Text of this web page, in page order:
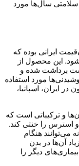
سال‌ها مورد
ایرانی بوده که
این محصول از
برداشت شده و
مورد استفاده
در ایران، اسپانیا،
و ترکیباتی است که
و استرس را خنثی کند.
می‌توانند هنگام
آن‌ها در بدن
دیگر را